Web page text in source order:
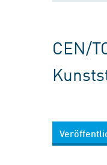
CEN/